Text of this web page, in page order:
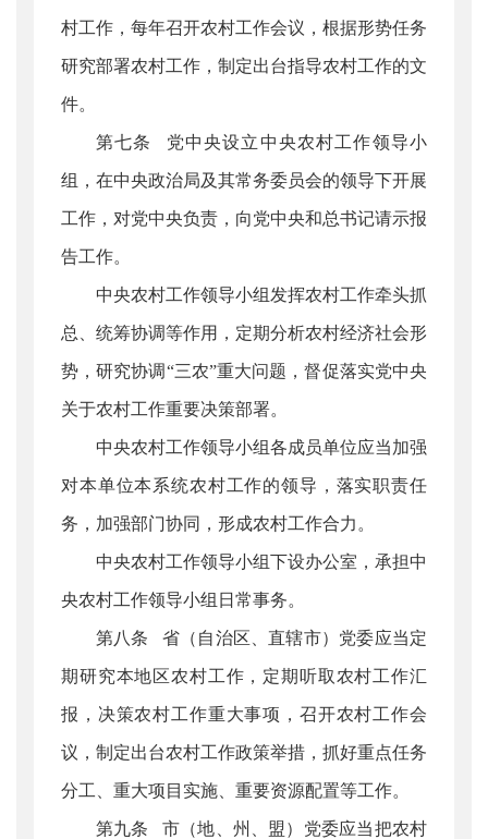
村工作，每年召开农村工作会议，根据形势任务
研究部署农村工作，制定出台指导农村工作的文
件。
第七条 党中央设立中央农村工作领导小
组，在中央政治局及其常务委员会的领导下开展
工作，对党中央负责，向党中央和总书记请示报
告工作。
中央农村工作领导小组发挥农村工作牵头抓
总、统筹协调等作用，定期分析农村经济社会形
势，研究协调“三农”重大问题，督促落实党中央
关于农村工作重要决策部署。
中央农村工作领导小组各成员单位应当加强
对本单位本系统农村工作的领导，落实职责任
务，加强部门协同，形成农村工作合力。
中央农村工作领导小组下设办公室，承担中
央农村工作领导小组日常事务。
第八条 省（自治区、直辖市）党委应当定
期研究本地区农村工作，定期听取农村工作汇
报，决策农村工作重大事项，召开农村工作会
议，制定出台农村工作政策举措，抓好重点任务
分工、重大项目实施、重要资源配置等工作。
第九条 市（地、州、盟）党委应当把农村